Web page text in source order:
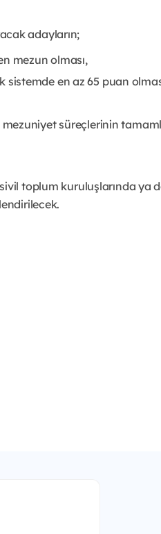
adayların;
mezun olması,
en az 65 puan
süreçlerinin
toplum kuruluşlarında ya